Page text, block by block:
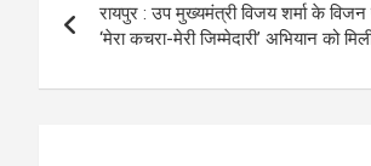
navigation
रायपुर : उप मुख्यमंत्री विजय शर्मा के
‘मेरा कचरा-मेरी जिम्मेदारी’ अभियान को